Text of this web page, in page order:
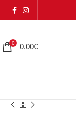
0 0.00€